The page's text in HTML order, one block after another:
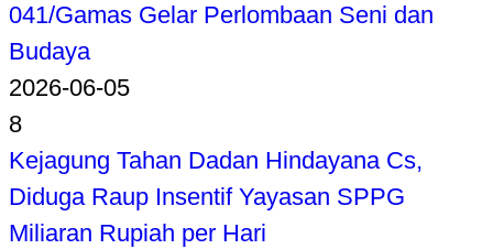
041/Gamas Gelar Perlombaan Seni dan
Budaya
2026-06-05
8
Kejagung Tahan Dadan Hindayana Cs,
Diduga Raup Insentif Yayasan SPPG
Miliaran Rupiah per Hari